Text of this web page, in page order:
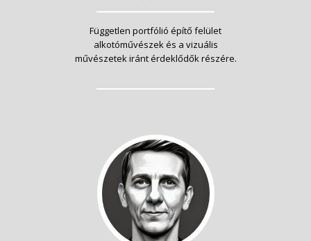
Független portfólió építő felület
alkotóművészek és a vizuális
művészetek iránt érdeklődők részére.